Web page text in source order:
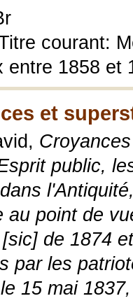
courant:
entre 1858 et
et
public,
au point de
de 1874
par les
15 mai